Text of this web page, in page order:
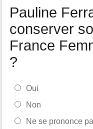
Joao Almeida a
Pauline
conserver
France
?
Oui
Non
Ne se prononce